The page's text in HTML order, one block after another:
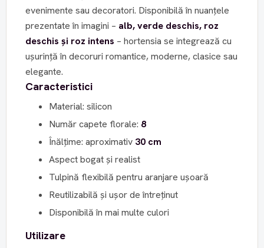
evenimente sau decoratori. Disponibilă în nuanțele
prezentate în imagini – alb, verde deschis, roz
deschis și roz intens – hortensia se integrează cu
ușurință în decoruri romantice, moderne, clasice sau
elegante.
Caracteristici
Material: silicon
Număr capete florale: 8
Înălțime: aproximativ 30 cm
Aspect bogat și realist
Tulpină flexibilă pentru aranjare ușoară
Reutilizabilă și ușor de întreținut
Disponibilă în mai multe culori
Utilizare